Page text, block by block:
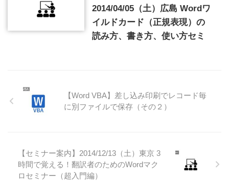
2014/04/05（土）広島 Wordワ
イルドカード（正規表現）の
読み方、書き方、使い方セミ
【Word VBA】差し込み印刷でレコード毎
に別ファイルで保存（その２）
【セミナー案内】2014/12/13（土）東京 3
時間で覚える！翻訳者のためのWordマク
ロセミナー（超入門編）